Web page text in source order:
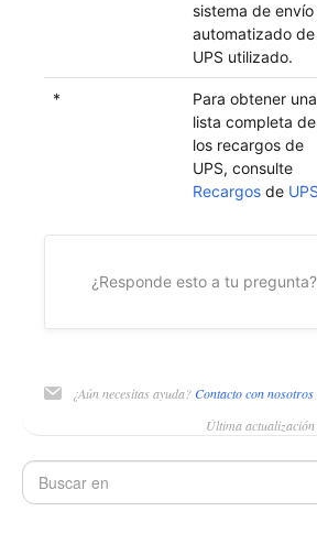
sistema de envío
automatizado de
UPS utilizado.
*
Para obtener una
lista completa de
los recargos de
UPS, consulte
Recargos de
¿Responde esto a tu pregunta?
¿Aún necesitas ayuda?Contacto con nosotros
Última actualización